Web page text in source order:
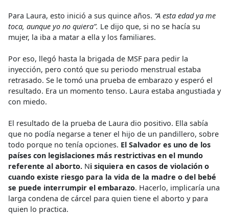
Para Laura, esto inició a sus quince años. “A esta edad ya me
toca, aunque yo no quiera”. Le dijo que, si no se hacía su
mujer, la iba a matar a ella y los familiares.
Por eso, llegó hasta la brigada de MSF para pedir la
inyección, pero contó que su periodo menstrual estaba
retrasado. Se le tomó una prueba de embarazo y esperó el
resultado. Era un momento tenso. Laura estaba angustiada y
con miedo.
El resultado de la prueba de Laura dio positivo. Ella sabía
que no podía negarse a tener el hijo de un pandillero, sobre
todo porque no tenía opciones. El Salvador es uno de los
países con legislaciones más restrictivas en el mundo
referente al aborto. Ni siquiera en casos de violación o
cuando existe riesgo para la vida de la madre o del bebé
se puede interrumpir el embarazo. Hacerlo, implicaría una
larga condena de cárcel para quien tiene el aborto y para
quien lo practica.